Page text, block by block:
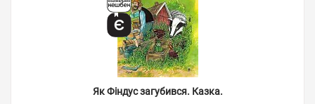
Як Фіндус загубився. Казка.